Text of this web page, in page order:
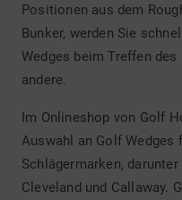
Positionen aus dem
Bunker, werden Sie
Wedges beim Treffen
andere.
Im Onlineshop von Golf
Auswahl an Golf Wedges
Schlägermarken,
Cleveland und Callaway.